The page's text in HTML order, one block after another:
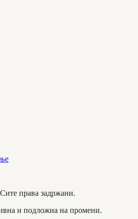
Сите права задржани.
и подложна на промени.